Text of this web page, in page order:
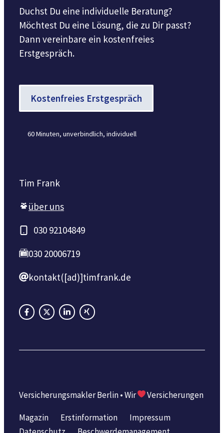
Duchst Du eine individuelle Beratung?
Möchtest Du eine Lösung, die zu Dir passt?
Dann vereinbare ein kostenfreies
Erstgespräch.
Kostenfreies Erstgespräch
60 Minuten, unverbindlich, individuell
Tim Frank
über uns
030 92104849
030 20006719
kontakt([ad)]timfrank.de
Versicherungsmakler Berlin • Wir Versicherungen
Magazin Erstinformation
Impressum